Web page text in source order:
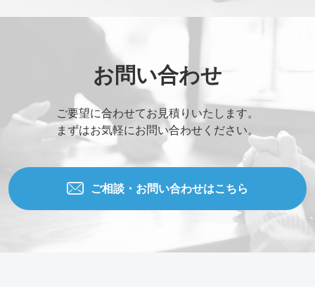
お問い合わせ
ご要望に合わせてお見積りいたします。
まずはお気軽にお問い合わせください。
ご相談・お問い合わせはこちら